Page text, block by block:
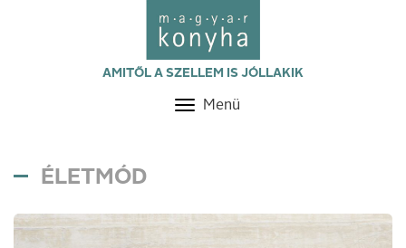
AMITŐL A SZELLEM IS JÓLLAKIK
Toggle
Menü
ÉLETMÓD